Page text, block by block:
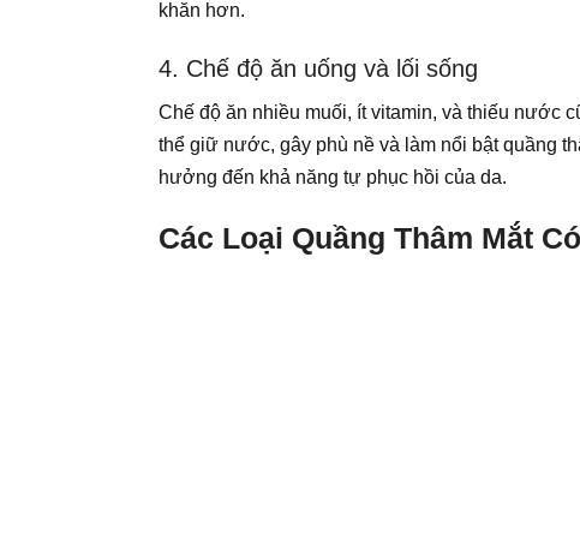
khăn hơn.
4. Chế độ ăn uống và lối sống
Chế độ ăn nhiều muối, ít vitamin, và thiếu nước
thể giữ nước, gây phù nề và làm nổi bật quầng
hưởng đến khả năng tự phục hồi của da.
Các Loại Quầng Thâm Mắt